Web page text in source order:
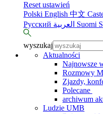
Reset ustawień
Polski English 中文
Русский
Suomi
wyszukaj
Aktualności
Najnowsze
Rozmowy
Zjazdy,
Polecane
archiwum
Ludzie UMB